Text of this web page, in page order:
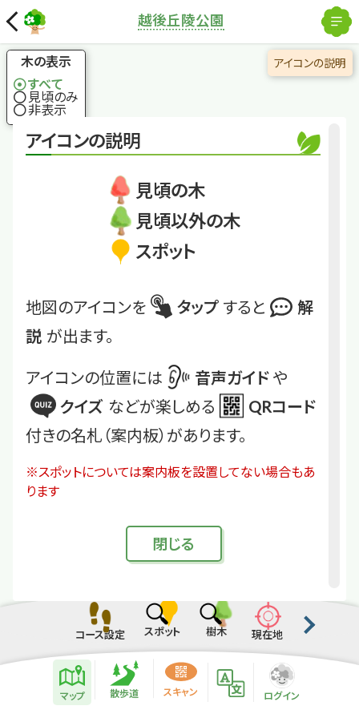
アイコンの説明
見頃の木
見頃以外の木
スポット
地図のアイコンを タップ すると
解
説 が出ます。
アイコンの位置には 音声ガイド や
クイズ などが楽しめる
QRコード
付きの名札（案内板）があります。
※スポットについては案内板を設置してない場合もあ
ります
閉じる
越後丘陵公園
ナラガシワ
ナラガシワ
国土地理院
木の表示
すべて
見頃のみ
非表示
解除
アイコンの説明
コース設定 スポット 樹木 現在地
マップ 散歩道 スキャン ログイン
散歩道紹介ページ
緑地紹介情報